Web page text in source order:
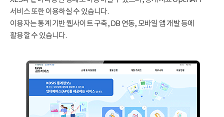
서비스 또한 이용하실 수 있습니다.
이용자는 통계 기반 웹사이트 구축, DB 연동, 모바일 앱 개발 등에
활용할 수 있습니다.